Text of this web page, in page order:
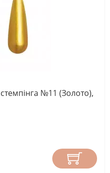
№11 (Золото),